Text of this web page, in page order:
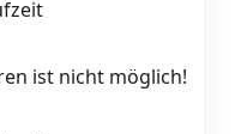
ist nicht möglich!